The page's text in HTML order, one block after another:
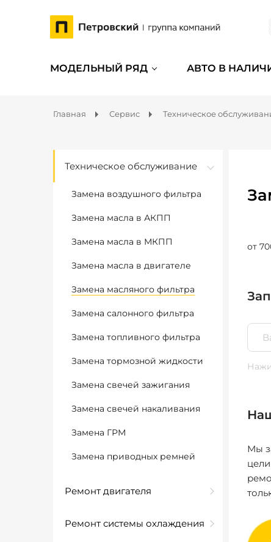
МОДЕЛЬНЫЙ РЯД АВТО В
Главная Сервис Техническое
Техническое обслуживание
Замена воздушного фильтра
Замена масла в АКПП
Замена масла в МКПП
Замена масла в двигателе
Замена масляного фильтра
Замена салонного фильтра
Замена топливного фильтра
Замена тормозной жидкости
Замена свечей зажигания
Замена свечей накаливания
Замена ГРМ
Замена приводных ремней
Ремонт двигателя
Ремонт системы охлаждения
от
Мы